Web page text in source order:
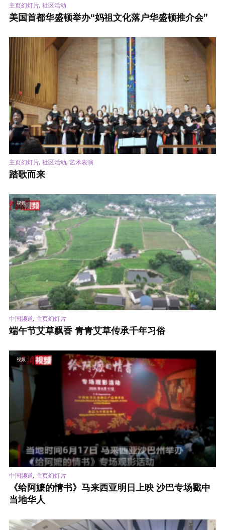
主页幻灯片, 社区活动
美国首都华盛顿举办“妈祖文化落户华盛顿推介会”
主页幻灯片, 社区活动, 艺术表演
踏歌而来
视频
中国频道, 主页幻灯片
端午节艾草飘香 青青艾草传承千年习俗
视频
中国频道, 主页幻灯片
《给阿嬷的情书》马来西亚明日上映 沙巴专场戳中
当地华人